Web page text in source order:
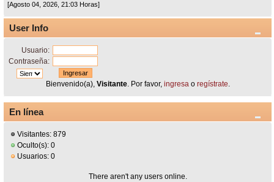
[Agosto 04, 2026, 21:03 Horas]
User Info
Usuario:
Contraseña:
Bienvenido(a), Visitante. Por favor, ingresao regístrate.
En línea
Visitantes: 879
Oculto(s): 0
Usuarios: 0
There aren't any users online.